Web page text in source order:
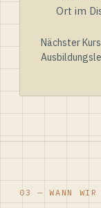
Ort im
Nächster
03 — WANN WIR